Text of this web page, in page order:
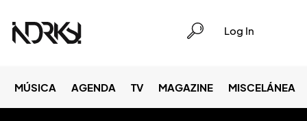
Log In
MÚSICA AGENDA TV MAGAZINE MISCELÁNEA